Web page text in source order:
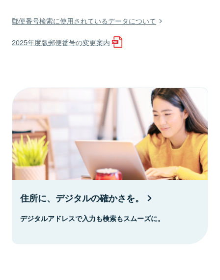
郵便番号検索に使用されているデータについて
2025年度版郵便番号の変更案内
住所に、デジタルの確かさを。
デジタルアドレスで入力も検索もスムーズに。